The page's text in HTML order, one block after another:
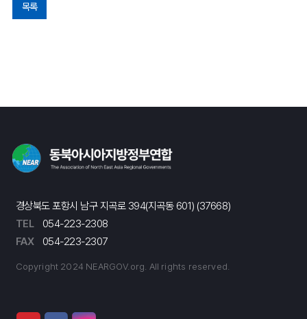
목록
경상북도 포항시 남구 지곡로 394(지곡동 601) (37668)
TEL
054-223-2308
FAX
054-223-2307
Copyright 2024 NEARGOV.org. All rights reserved.